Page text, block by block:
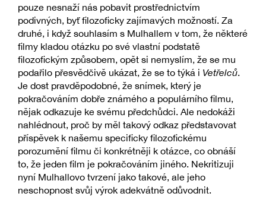
pouze nesnaží nás pobavit prostřednictvím
podivných, byť filozoficky zajímavých možností. Za
druhé, i když souhlasím s Mulhallem v tom, že některé
filmy kladou otázku po své vlastní podstatě
filozofickým způsobem, opět si nemyslím, že se mu
podařilo přesvědčivě ukázat, že se to týká i Vetřelců.
Je dost pravděpodobné, že snímek, který je
pokračováním dobře známého a populárního filmu,
nějak odkazuje ke svému předchůdci. Ale nedokáži
nahlédnout, proč by měl takový odkaz představovat
příspěvek k našemu specificky filozofickému
porozumění filmu či konkrétněji k otázce, co obnáší
to, že jeden film je pokračováním jiného. Nekritizuji
nyní Mulhallovo tvrzení jako takové, ale jeho
neschopnost svůj výrok adekvátně odůvodnit.